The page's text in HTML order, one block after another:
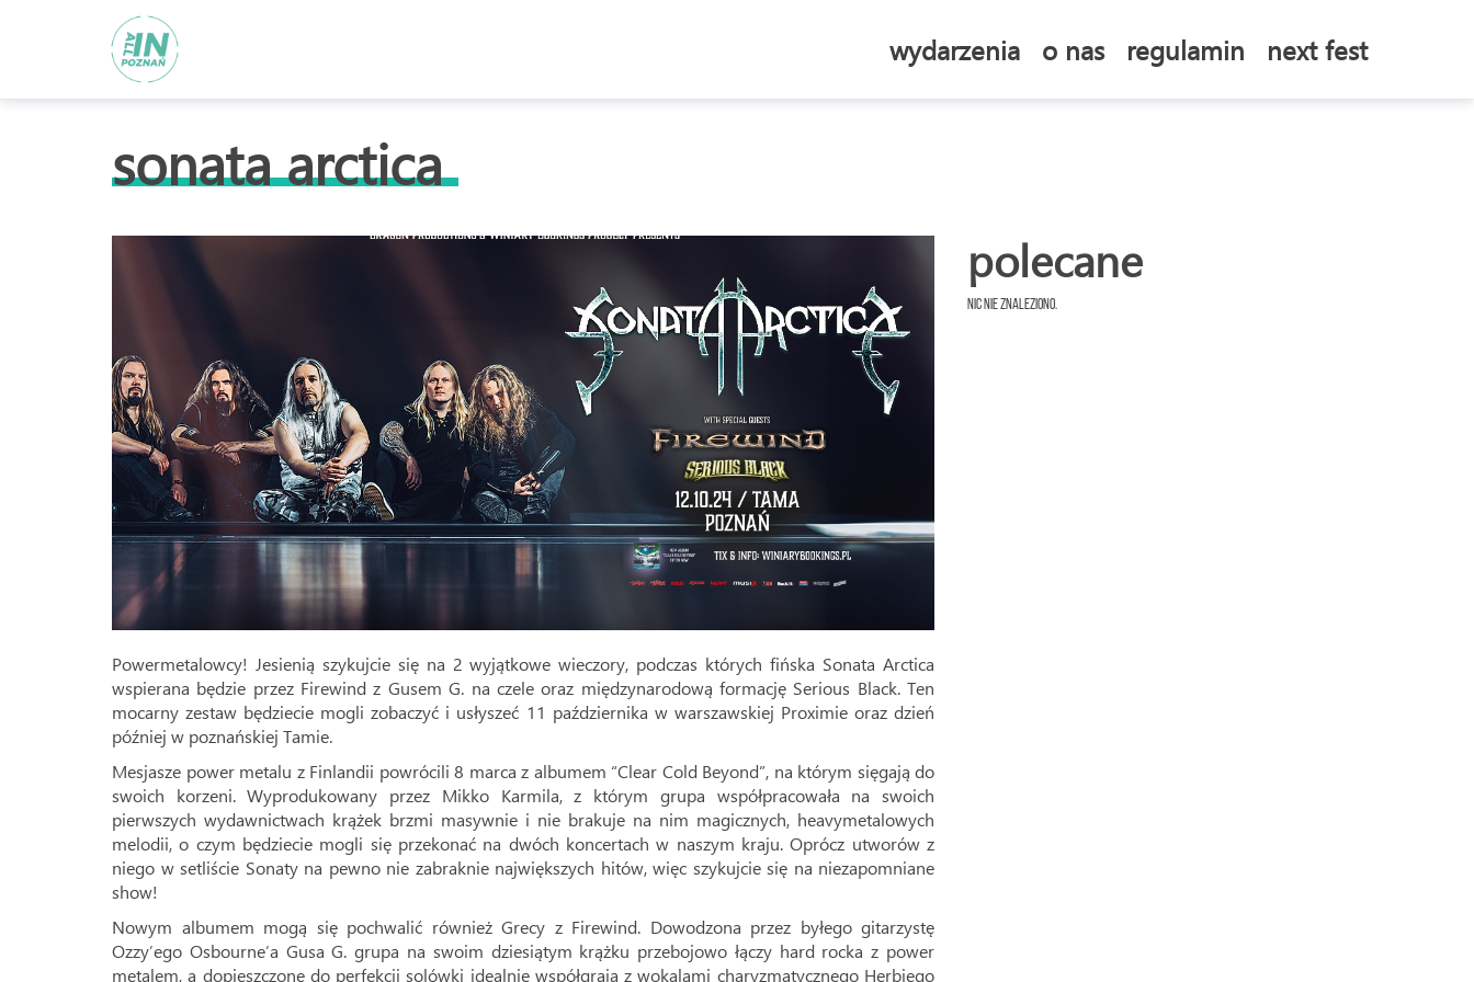
wydarzenia o nas regulamin next fest
sonata arctica
Powermetalowcy! Jesienią szykujcie się na 2 wyjątkowe wieczory, podczas których fińska Sonata Arctica
wspierana będzie przez Firewind z Gusem G. na czele oraz międzynarodową formację Serious Black. Ten
mocarny zestaw będziecie mogli zobaczyć i usłyszeć 11 października w warszawskiej Proximie oraz dzień
później w poznańskiej Tamie.
Mesjasze power metalu z Finlandii powrócili 8 marca z albumem “Clear Cold Beyond”, na którym sięgają do
swoich korzeni. Wyprodukowany przez Mikko Karmila, z którym grupa współpracowała na swoich
pierwszych wydawnictwach krążek brzmi masywnie i nie brakuje na nim magicznych, heavymetalowych
melodii, o czym będziecie mogli się przekonać na dwóch koncertach w naszym kraju. Oprócz utworów z
niego w setliście Sonaty na pewno nie zabraknie największych hitów, więc szykujcie się na niezapomniane
show!
Nowym albumem mogą się pochwalić również Grecy z Firewind. Dowodzona przez byłego gitarzystę
Ozzy’ego Osbourne’a Gusa G. grupa na swoim dziesiątym krążku przebojowo łączy hard rocka z power
metalem, a dopieszczone do perfekcji solówki idealnie współgrają z wokalami charyzmatycznego Herbiego
polecane
Nic nie znaleziono.